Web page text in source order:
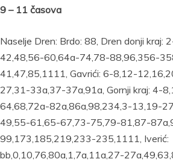
9 – 11 časova
Naselje Dren: Brdo: 88, Dren donji
42,48,56-60,64a-74,78-88,96,356-
41,47,85,1111, Gavrići: 6-8,12-
27,31-33a,37-37a,91a, Gornji kraj: 4-
64,68,72a-82a,86a,98,234,3-13,19-
49,55-61,65-67,73-75,79-81,87-
99,173,185,219,233-235,1111, Iverić:
bb,0,10,76,80a,1,7a,11a,27-